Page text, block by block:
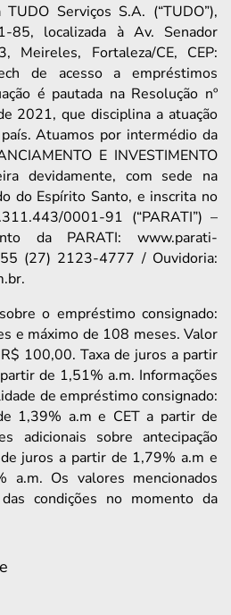
Serviços S.A. (“TUDO”),
85, localizada à Av. Senador
Meireles, Fortaleza/CE, CEP:
de acesso a empréstimos
é pautada na Resolução nº
2021, que disciplina a atuação
Atuamos por intermédio da
E INVESTIMENTO
devidamente, com sede na
do Espírito Santo, e inscrita no
0001-91 (“PARATI”) –
da PARATI: www.parati-
(27) 2123-4777 / Ouvidoria:
o empréstimo consignado:
e máximo de 108 meses. Valor
100,00. Taxa de juros a partir
de 1,51% a.m. Informações
de empréstimo consignado:
1,39% a.m e CET a partir de
adicionais sobre antecipação
juros a partir de 1,79% a.m e
Os valores mencionados
condições no momento da